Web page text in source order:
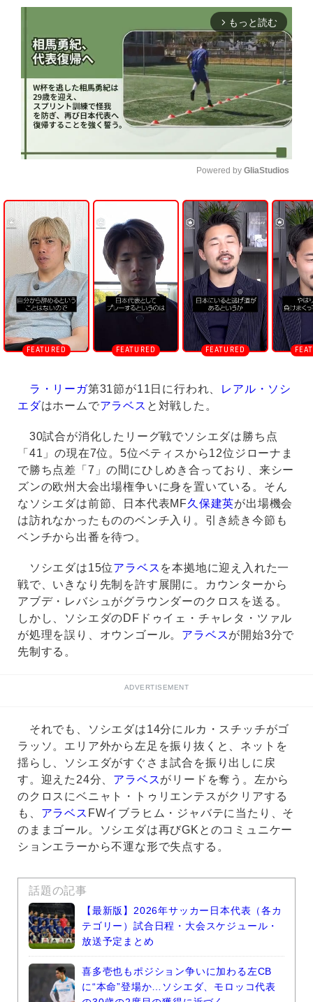
arrow_forward_ios もっと読む
U
n
m
u
t
e
Powered by GliaStudios
ラ・リーガ第31節が11日に行われ、
レアル・ソシ
エダはホームでアラベス と対戦した。
30試合が消化したリーグ戦でソシエダは勝ち点
「41」の現在7位。5位ベティスから12位ジローナま
で勝ち点差「7」の間にひしめき合っており、来シー
ズンの欧州大会出場権争いに身を置いている。そん
なソシエダは前節、日本代表MF久保建英が出場機会
は訪れなかったもののベンチ入り。引き続き今節も
ベンチから出番を待つ。
ソシエダは15位アラベス を本拠地に迎え入れた一
戦で、いきなり先制を許す展開に。カウンターから
アブデ・レバシュがグラウンダーのクロスを送る。
しかし、ソシエダのDFドゥイェ・チャレタ・ツァル
が処理を誤り、オウンゴール。 アラベスが開始3分で
先制する。
ADVERTISEMENT
それでも、ソシエダは14分にルカ・スチッチがゴ
ラッソ。エリア外から左足を振り抜くと、ネットを
揺らし、ソシエダがすぐさま試合を振り出しに戻
す。迎えた24分、 アラベスがリードを奪う。左から
のクロスにベニャト・トゥリエンテスがクリアする
も、 アラベス FWイブラヒム・ジャバテに当たり、そ
のままゴール。ソシエダは再びGKとのコミュニケー
ションエラーから不運な形で失点する。
話題の記事
【最新版】2026年サッカー日本代表（各カ
テゴリー）試合日程・大会スケジュール・
放送予定まとめ
喜多壱也もポジション争いに加わる左CB
に“本命”登場か…ソシエダ、モロッコ代表